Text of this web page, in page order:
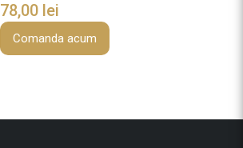
78,00 lei
Comanda acum